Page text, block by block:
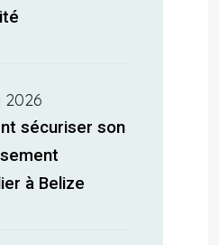
2026
sécuriser son
à Belize